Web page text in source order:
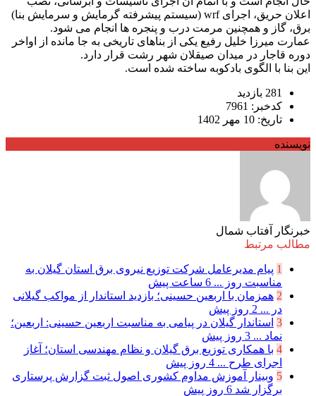
اعلان حریق، اجرای wrf (سیستم پیشرفته گرمایش و سرمایش بنا)
برق، گاز و همچنین مرمت درب و پنجره ها انجام می شود.
عمارت میرزا خلیل رفیع یکی از بناهای تاریخی به جا مانده از اواخر
دوره قاجار در میدان صیقلان شهر رشت قرار دارد.
این بنا با الگوی بادکوبه ساخته شده است.
281 بازدید
کدخبر: 7961
تاریخ: 10 مهر 1402
نویسنده
خبرنگار آفتاب شمال
مطالب مرتبط
1 پیام مدیرعامل شركت توزیع نیروی برق استان گیلان به
مناسبت روز ... 6 ساعت پیش
2 همزمان با اربعین حسینی؛ بازدید استاندار از مواکب گیلانی
در ... 2 روز پیش
3 استاندار گیلان در پیامی به مناسبت اربعین حسینی: اربعین؛
نماد ... 3 روز پیش
4 با همکاری توزیع برق گیلان و نظام مهندسی استان؛ آغاز
اجرای طرح ... 4 روز پیش
5 وبینار آموزش مداوم کشوری اصول ثبت گزارش پرستاری
برگزار شد 6 روز پیش